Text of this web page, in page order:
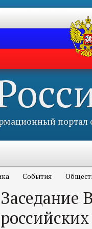
портал
События
Заседание